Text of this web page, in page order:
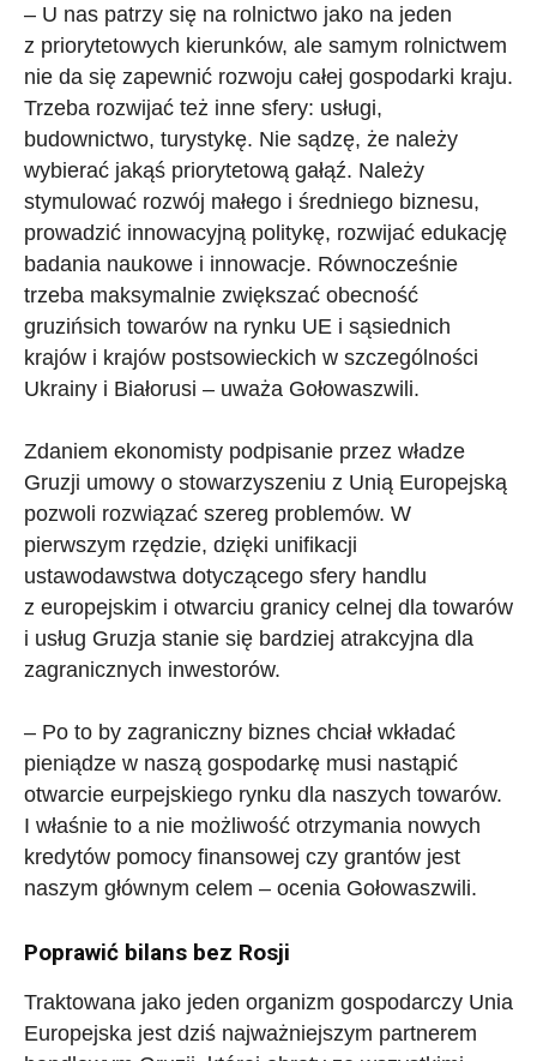
– U nas patrzy się na rolnictwo jako na jeden
z priorytetowych kierunków, ale samym rolnictwem
nie da się zapewnić rozwoju całej gospodarki kraju.
Trzeba rozwijać też inne sfery: usługi,
budownictwo, turystykę. Nie sądzę, że należy
wybierać jakąś priorytetową gałąź. Należy
stymulować rozwój małego i średniego biznesu,
prowadzić innowacyjną politykę, rozwijać edukację
badania naukowe i innowacje. Równocześnie
trzeba maksymalnie zwiększać obecność
gruzińsich towarów na rynku UE i sąsiednich
krajów i krajów postsowieckich w szczególności
Ukrainy i Białorusi – uważa Gołowaszwili.
Zdaniem ekonomisty podpisanie przez władze
Gruzji umowy o stowarzyszeniu z Unią Europejską
pozwoli rozwiązać szereg problemów. W
pierwszym rzędzie, dzięki unifikacji
ustawodawstwa dotyczącego sfery handlu
z europejskim i otwarciu granicy celnej dla towarów
i usług Gruzja stanie się bardziej atrakcyjna dla
zagranicznych inwestorów.
– Po to by zagraniczny biznes chciał wkładać
pieniądze w naszą gospodarkę musi nastąpić
otwarcie eurpejskiego rynku dla naszych towarów.
I właśnie to a nie możliwość otrzymania nowych
kredytów pomocy finansowej czy grantów jest
naszym głównym celem – ocenia Gołowaszwili.
Poprawić bilans bez Rosji
Traktowana jako jeden organizm gospodarczy Unia
Europejska jest dziś najważniejszym partnerem